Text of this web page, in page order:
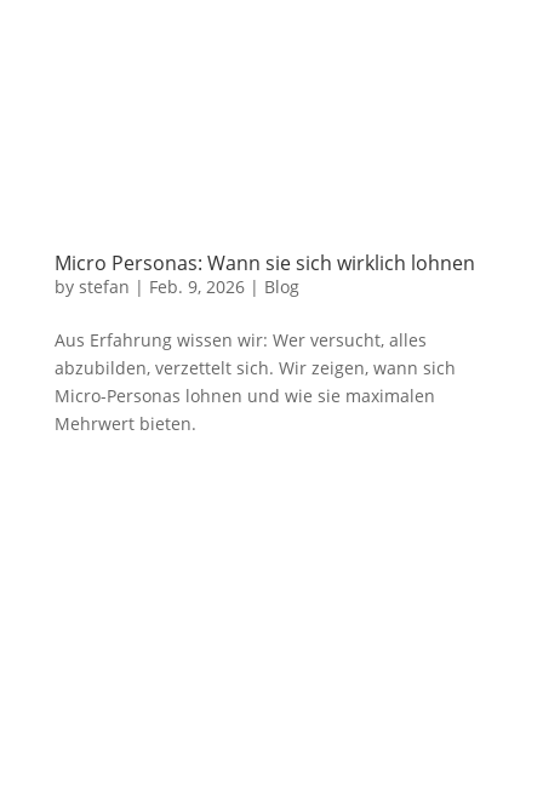
Micro Personas: Wann sie sich wirklich lohnen
by stefan | Feb. 9, 2026| Blog
Aus Erfahrung wissen wir: Wer versucht, alles
abzubilden, verzettelt sich. Wir zeigen, wann sich
Micro-Personas lohnen und wie sie maximalen
Mehrwert bieten.